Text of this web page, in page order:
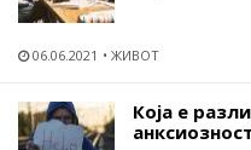
06.06.2021 ЖИВОТ
Која е